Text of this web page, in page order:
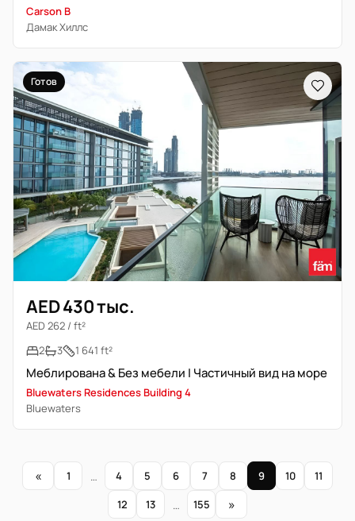
Carson B
Дамак Хиллс
Готов
AED 430 тыс.
AED 262 / ft²
2
3 1 641 ft²
Меблирована & Без мебели | Частичный вид на море
Bluewaters Residences Building 4
Bluewaters
« 1 … 4 5 6 7 8 9 10
11
12
13 … 155 »